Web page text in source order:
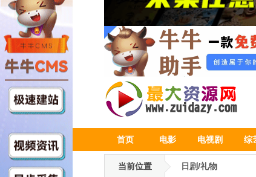
首页 电影 电视剧 综
当前位置 日剧/礼物